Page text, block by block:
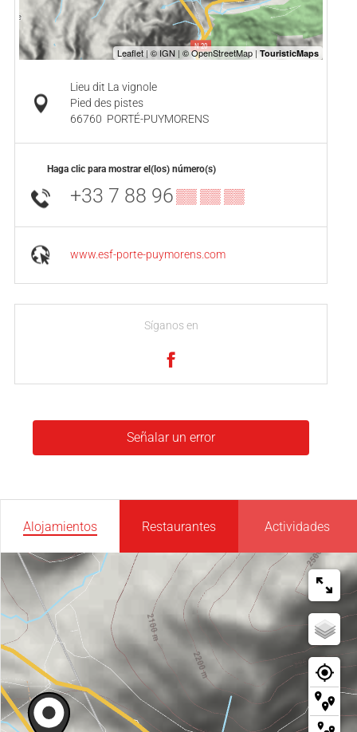
Lieu dit La vignole
Pied des pistes
66760 PORTÉ-PUYMORENS
Haga clic para mostrar el(los) número(s)
+33 7 88 96▒▒ ▒▒ ▒▒
www.esf-porte-puymorens.com
Síganos en
Señalar un error
Alojamientos Restaurantes Actividades